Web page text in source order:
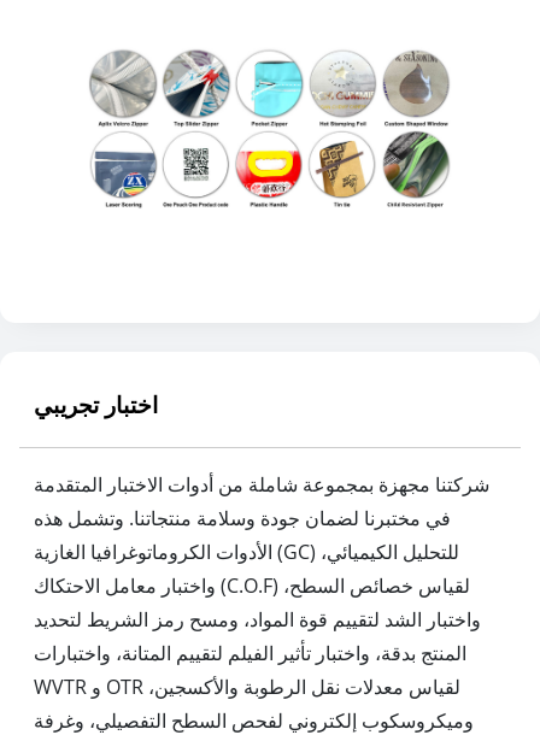
اختبار تجريبي
شركتنا مجهزة بمجموعة شاملة من أدوات الاختبار المتقدمة
في مختبرنا لضمان جودة وسلامة منتجاتنا. وتشمل هذه
الأدوات الكروماتوغرافيا الغازية (GC) للتحليل الكيميائي،
واختبار معامل الاحتكاك (C.O.F) لقياس خصائص السطح،
واختبار الشد لتقييم قوة المواد، ومسح رمز الشريط لتحديد
المنتج بدقة، واختبار تأثير الفيلم لتقييم المتانة، واختبارات
WVTR و OTR لقياس معدلات نقل الرطوبة والأكسجين،
وميكروسكوب إلكتروني لفحص السطح التفصيلي، وغرفة